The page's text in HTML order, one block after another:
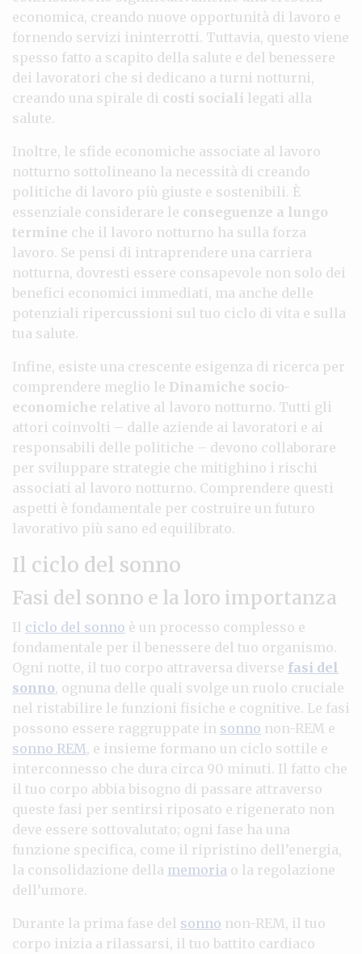
economica, creando nuove opportunità di lavoro e
fornendo servizi ininterrotti. Tuttavia, questo viene
spesso fatto a scapito della salute e del benessere
dei lavoratori che si dedicano a turni notturni,
creando una spirale di costi sociali legati alla
salute.
Inoltre, le sfide economiche associate al lavoro
notturno sottolineano la necessità di creando
politiche di lavoro più giuste e sostenibili. È
essenziale considerare le conseguenze a lungo
termine che il lavoro notturno ha sulla forza
lavoro. Se pensi di intraprendere una carriera
notturna, dovresti essere consapevole non solo dei
benefici economici immediati, ma anche delle
potenziali ripercussioni sul tuo ciclo di vita e sulla
tua salute.
Infine, esiste una crescente esigenza di ricerca per
comprendere meglio le Dinamiche socio-
economiche relative al lavoro notturno. Tutti gli
attori coinvolti – dalle aziende ai lavoratori e ai
responsabili delle politiche – devono collaborare
per sviluppare strategie che mitighino i rischi
associati al lavoro notturno. Comprendere questi
aspetti è fondamentale per costruire un futuro
lavorativo più sano ed equilibrato.
Il ciclo del sonno
Fasi del sonno e la loro importanza
Il ciclo del sonno è un processo complesso e
fondamentale per il benessere del tuo organismo.
Ogni notte, il tuo corpo attraversa diverse fasi del
sonno, ognuna delle quali svolge un ruolo cruciale
nel ristabilire le funzioni fisiche e cognitive. Le fasi
possono essere raggruppate in sonno non-REM e
sonno REM, e insieme formano un ciclo sottile e
interconnesso che dura circa 90 minuti. Il fatto che
il tuo corpo abbia bisogno di passare attraverso
queste fasi per sentirsi riposato e rigenerato non
deve essere sottovalutato; ogni fase ha una
funzione specifica, come il ripristino dell’energia,
la consolidazione della memoria o la regolazione
dell’umore.
Durante la prima fase del sonno non-REM, il tuo
corpo inizia a rilassarsi, il tuo battito cardiaco